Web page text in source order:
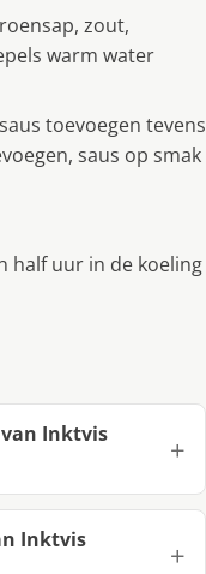
zout,
warm water
toevoegen tevens
saus op smak
half uur in de koeling
van Inktvis
Inktvis